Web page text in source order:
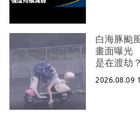
白海豚颱
畫面曝光
是在渡劫？
2026.08.09